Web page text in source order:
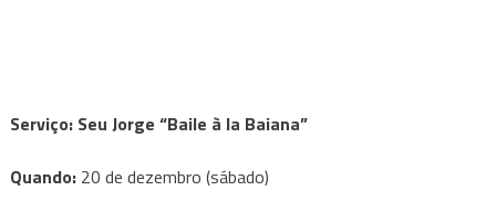
Serviço: Seu Jorge “Baile à la Baiana”
Quando:20 de dezembro (sábado)